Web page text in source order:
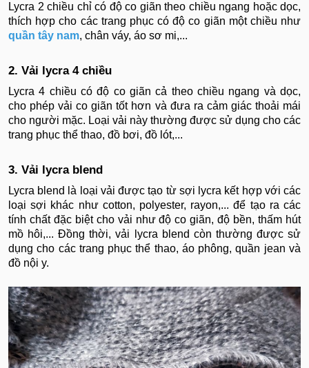
Lycra 2 chiều chỉ có độ co giãn theo chiều ngang hoặc dọc,
thích hợp cho các trang phục có độ co giãn một chiều như
quần tây nam, chân váy, áo sơ mi,...
2. Vải lycra 4 chiều
Lycra 4 chiều có độ co giãn cả theo chiều ngang và dọc,
cho phép vải co giãn tốt hơn và đưa ra cảm giác thoải mái
cho người mặc. Loại vải này thường được sử dụng cho các
trang phục thể thao, đồ bơi, đồ lót,...
3. Vải lycra blend
Lycra blend là loại vải được tạo từ sợi lycra kết hợp với các
loại sợi khác như cotton, polyester, rayon,... để tạo ra các
tính chất đặc biệt cho vải như độ co giãn, độ bền, thấm hút
mồ hôi,... Đồng thời, vải lycra blend còn thường được sử
dụng cho các trang phục thể thao, áo phông, quần jean và
đồ nội y.